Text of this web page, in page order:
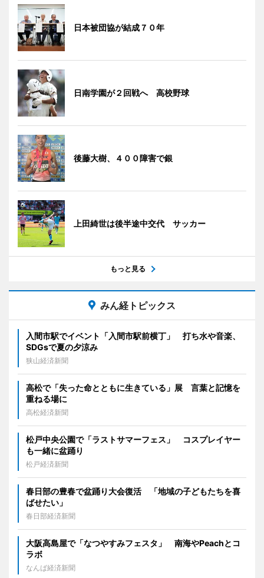
日本被団協が結成７０年
日南学園が２回戦へ 高校野球
後藤大樹、４００障害で銀
上田綺世は後半途中交代 サッカー
もっと見る
みん経トピックス
入間市駅でイベント「入間市駅前横丁」 打ち水や音楽、
SDGsで夏の夕涼み
狭山経済新聞
高松で「失った命とともに生きている」展 言葉と記憶を
重ねる場に
高松経済新聞
松戸中央公園で「ラストサマーフェス」 コスプレイヤー
も一緒に盆踊り
松戸経済新聞
春日部の豊春で盆踊り大会復活 「地域の子どもたちを喜
ばせたい」
春日部経済新聞
大阪高島屋で「なつやすみフェスタ」 南海やPeachとコ
ラボ
なんば経済新聞